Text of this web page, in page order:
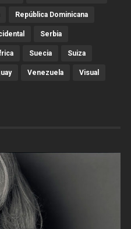
República Dominicana
Serbia
Suecia Suiza
Venezuela Visual